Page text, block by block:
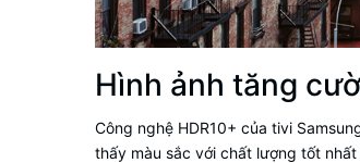
Hình ảnh tăng
Công nghệ HDR10+ của tivi
thấy màu sắc với chất lượng tốt